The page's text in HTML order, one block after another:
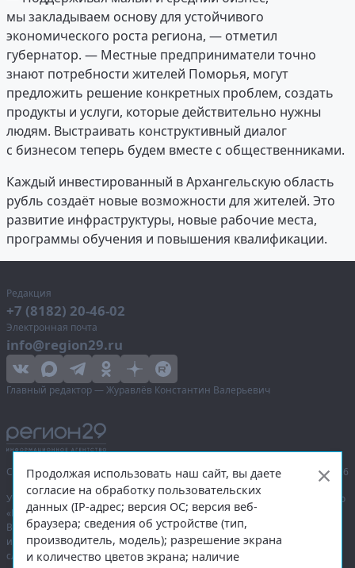
мы закладываем основу для устойчивого
экономического роста региона, — отметил
губернатор. — Местные предприниматели точно
знают потребности жителей Поморья, могут
предложить решение конкретных проблем, создать
продукты и услуги, которые действительно нужны
людям. Выстраивать конструктивный диалог
с бизнесом теперь будем вместе с общественниками.
Каждый инвестированный в Архангельскую область
рубль создаёт новые возможности для жителей. Это
развитие инфраструктуры, новые рабочие места,
программы обучения и повышения квалификации.
Редакция
+7 (8182) 20-46-02
Электронная почта
info@region29.ru
Главный редактор — Журавлёв Константин Валерьевич
Сетевое издание «Информационное агентство Регион 29»,
© 2016–2026
Учредитель — общество с ограниченной ответственностью «Агентство
«Правда Севера».
Выписка из реестра зарегистрированных средств массовой
информации:ЭЛ № ФС 77-74226от 09.11.2018 выдано Федеральной
службой по надзору в сфере связи, информационных технологий
Продолжая использовать наш сайт, вы даете
согласие на обработку пользовательских
данных (IP-адрес; версия ОС; версия веб-
браузера; сведения об устройстве (тип,
производитель, модель); разрешение экрана
и количество цветов экрана; наличие